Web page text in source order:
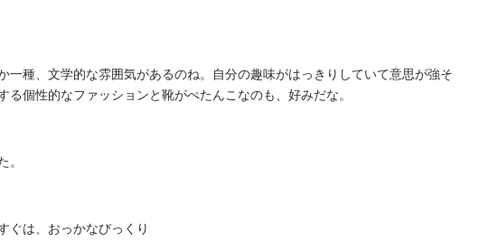
一種、文学的な雰囲気があるのね。自分の趣味がはっきりしていて意思が強そ
る個性的なファッションと靴がぺたんこなのも、好みだな。
。
ぐは、おっかなびっくり